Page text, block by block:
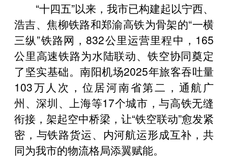
“十四五”以来，我市已构建起以宁西、
浩吉、焦柳铁路和郑渝高铁为骨架的“一横
三纵”铁路网，832公里运营里程中，165
公里高速铁路为水陆联动、铁空协同奠定
了坚实基础。南阳机场2025年旅客吞吐量
103万人次，位居河南省第二，通航广
州、深圳、上海等17个城市，与高铁无缝
衔接，架起空中桥梁，让“铁空联动”愈发紧
密，与铁路货运、内河航运形成互补，共
同为我市的物流格局添翼赋能。